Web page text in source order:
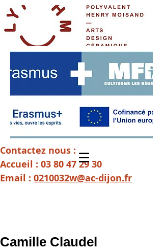
Contactez nous :
Accueil : 03 80 47 29 30
Email : 0210032w@ac-dijon.fr
Camille Claudel